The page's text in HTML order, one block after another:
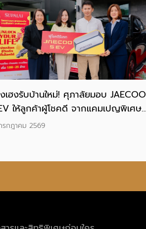
เฮงรับบ้านใหม่! ศุภาลัยมอบ JAECOO
ให้ลูกค้าผู้โชคดี จากแคมเปญพิเศษ
YOUR LIFE ปลดล็อกชีวิตที่
รกฎาคม 2569